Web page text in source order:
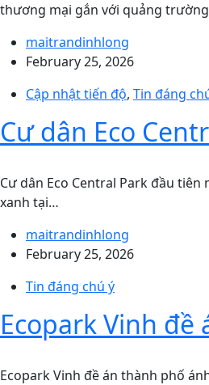
thương mại gắn với quảng
maitrandinhlong
February 25, 2026
Cập nhật tiến độ, Tin đáng
Cư dân Eco
Cư dân Eco Central Park đầu
xanh tại…
maitrandinhlong
February 25, 2026
Tin đáng chú ý
Ecopark Vinh
Ecopark Vinh đề án thành phố